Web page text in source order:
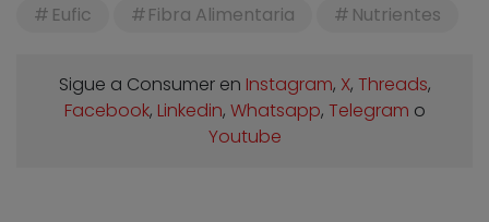
Eufic Fibra Alimentaria Nutrientes
Sigue a Consumer en Instagram, X, Threads,
Facebook, Linkedin, Whatsapp, Telegram o
Youtube